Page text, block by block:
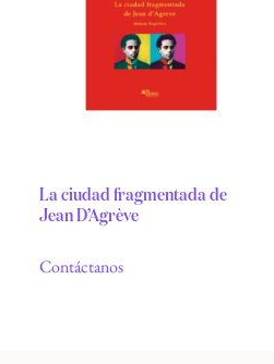
La ciudad fragmentada de
Jean D’Agrève
Contáctanos